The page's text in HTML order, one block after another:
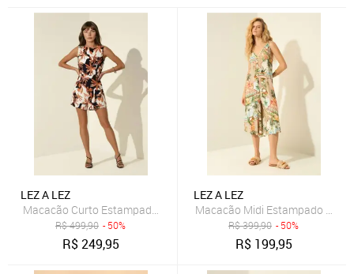
LEZ A LEZ
Macacão Curto Estampado Sem Mangas Com Enfeite No Ombro
R$499,90 - 50%
R$249,95
LEZ A LEZ
Macacão Midi Estampado Com
R$399,90 - 50%
R$ 199,95